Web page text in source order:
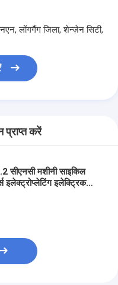
लोंगगैंग जिला, शेन्ज़ेन सिटी,
प्राप्त करें
सीएनसी मशीनी साइकिल
इलेक्ट्रोप्लेटिंग इलेक्ट्रिक